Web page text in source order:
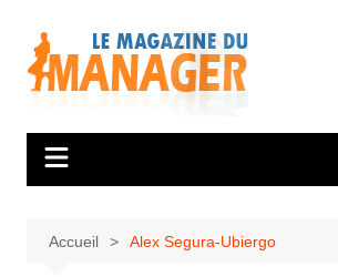
contenu
Accueil Alex Segura-Ubiergo